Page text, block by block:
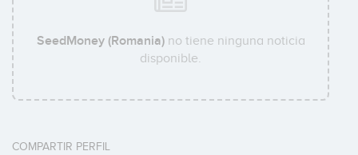
SeedMoney (Romania)no tiene ninguna noticia
disponible.
COMPARTIR PERFIL